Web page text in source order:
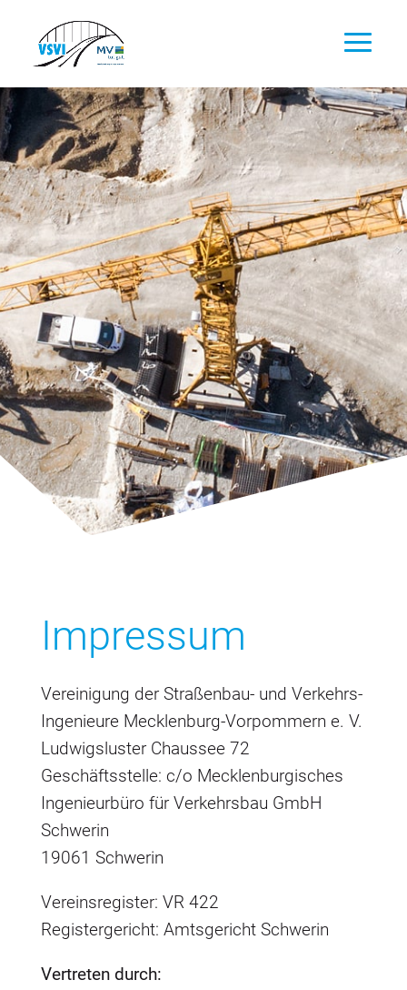
Impressum
Vereinigung der Straßenbau- und Verkehrs-
Ingenieure Mecklenburg-Vorpommern e. V.
Ludwigsluster Chaussee 72
Geschäftsstelle: c/o Mecklenburgisches
Ingenieurbüro für Verkehrsbau GmbH
Schwerin
19061 Schwerin
Vereinsregister: VR 422
Registergericht: Amtsgericht Schwerin
Vertreten durch: